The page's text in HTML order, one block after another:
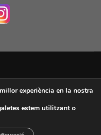
experiència en la nostra
estem utilitzant o